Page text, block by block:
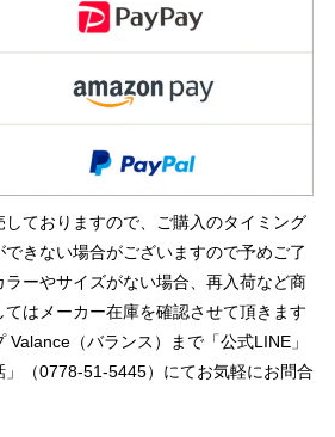
ておりますので、ご購入のタイミング
きない場合がございますので予めご了
ーやサイズがない場合、再入荷など商
はメーカー在庫を確認させて頂きます
（バランス）まで「公式LINE」
」（0778-51-5445）にてお気軽にお問合